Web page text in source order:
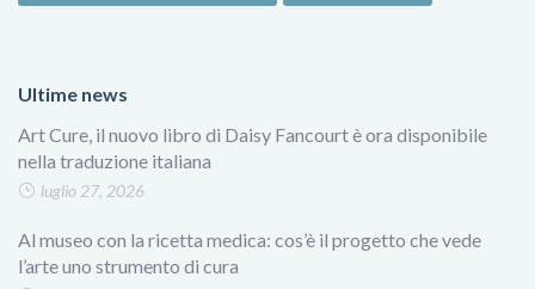
Ultime news
Art Cure, il nuovo libro di Daisy Fancourt è ora disponibile
nella traduzione italiana
luglio 27, 2026
Al museo con la ricetta medica: cos’è il progetto che vede
l’arte uno strumento di cura